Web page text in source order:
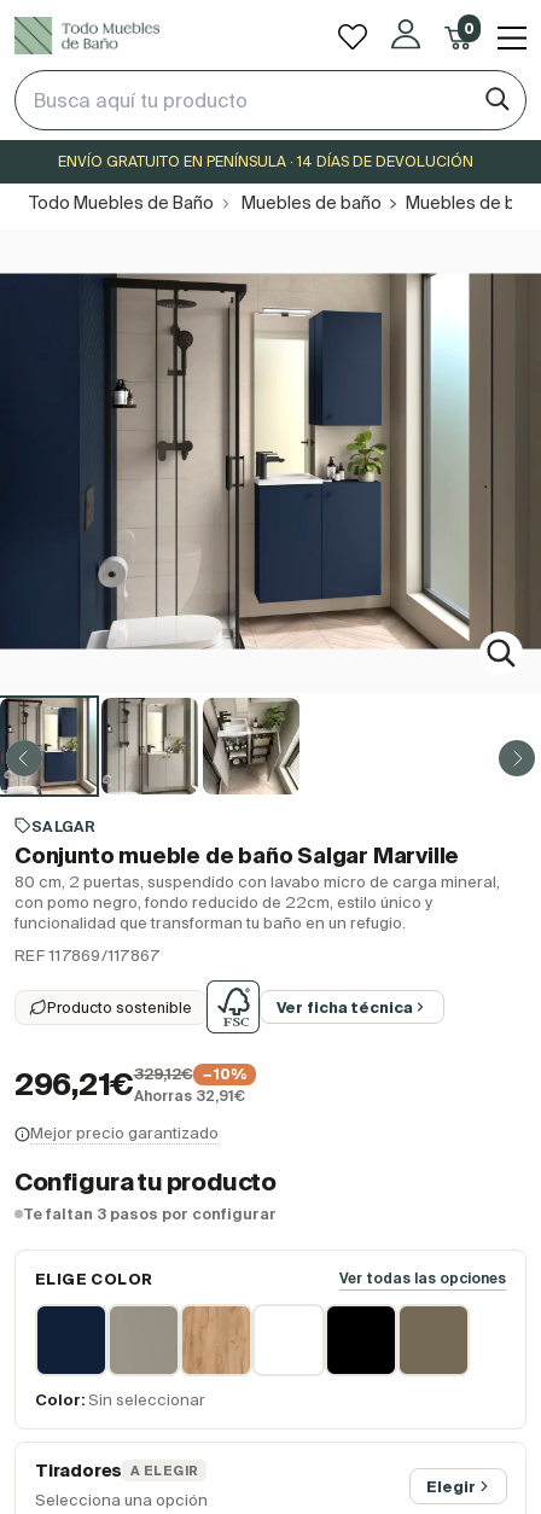
0
ENVÍO GRATUITO EN PENÍNSULA · 14 DÍAS DE DEVOLUCIÓN
Todo Muebles de Baño Muebles de baño Muebles de
SALGAR
Conjunto mueble de baño Salgar Marville
80 cm, 2 puertas, suspendido con lavabo micro de carga mineral,
con pomo negro, fondo reducido de 22cm, estilo único y
funcionalidad que transforman tu baño en un refugio.
REF 117869/117867
Producto sostenible Ver ficha técnica
296,21€329,12€
−10%
Ahorras 32,91€
Mejor precio garantizado
Configura tu producto
Te faltan 3 pasos por configurar
ELIGE COLOR Ver todas las opciones
Color: Sin seleccionar
Tiradores A ELEGIR
Selecciona una opción
Elegir